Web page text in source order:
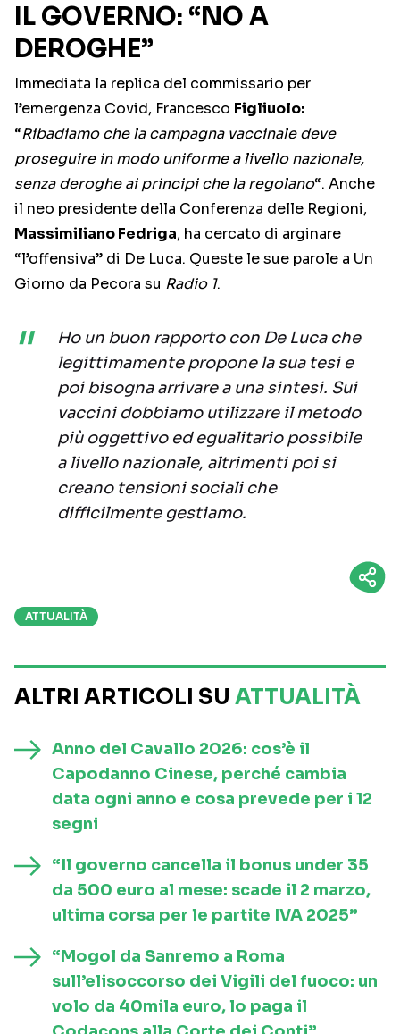
IL GOVERNO: “NO A
DEROGHE”
Immediata la replica del commissario per
l’emergenza Covid, Francesco Figliuolo:
“Ribadiamo che la campagna vaccinale deve
proseguire in modo uniforme a livello nazionale,
senza deroghe ai principi che la regolano“. Anche
il neo presidente della Conferenza delle Regioni,
Massimiliano Fedriga, ha cercato di arginare
“l’offensiva” di De Luca. Queste le sue parole a Un
Giorno da Pecora su Radio 1.
Ho un buon rapporto con De Luca che
legittimamente propone la sua tesi e
poi bisogna arrivare a una sintesi. Sui
vaccini dobbiamo utilizzare il metodo
più oggettivo ed egualitario possibile
a livello nazionale, altrimenti poi si
creano tensioni sociali che
difficilmente gestiamo.
ATTUALITÀ
ALTRI ARTICOLI SU ATTUALITÀ
Anno del Cavallo 2026: cos’è il
Capodanno Cinese, perché cambia
data ogni anno e cosa prevede per i 12
segni
“Il governo cancella il bonus under 35
da 500 euro al mese: scade il 2 marzo,
ultima corsa per le partite IVA 2025”
“Mogol da Sanremo a Roma
sull’elisoccorso dei Vigili del fuoco: un
volo da 40mila euro, lo paga il